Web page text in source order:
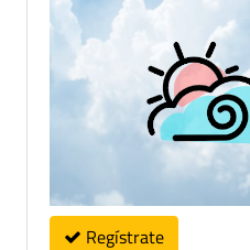
Regístrate